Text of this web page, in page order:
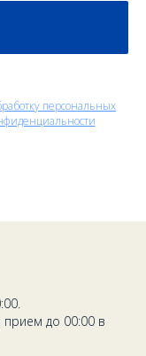
персональных
до 00:00 в